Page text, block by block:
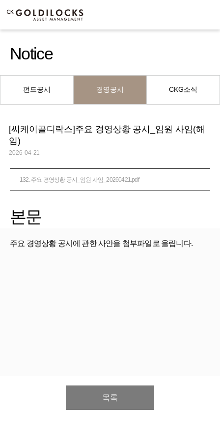
Notice
펀드공시 경영공시 CKG소식
[씨케이골디락스]주요 경영상황 공시_임원 사임(해
임)
2026-04-21
132. 주요 경영상황 공시_임원 사임_20260421.pdf
본문
주요 경영상황 공시에 관한 사안을 첨부파일로 올립니다.
목록